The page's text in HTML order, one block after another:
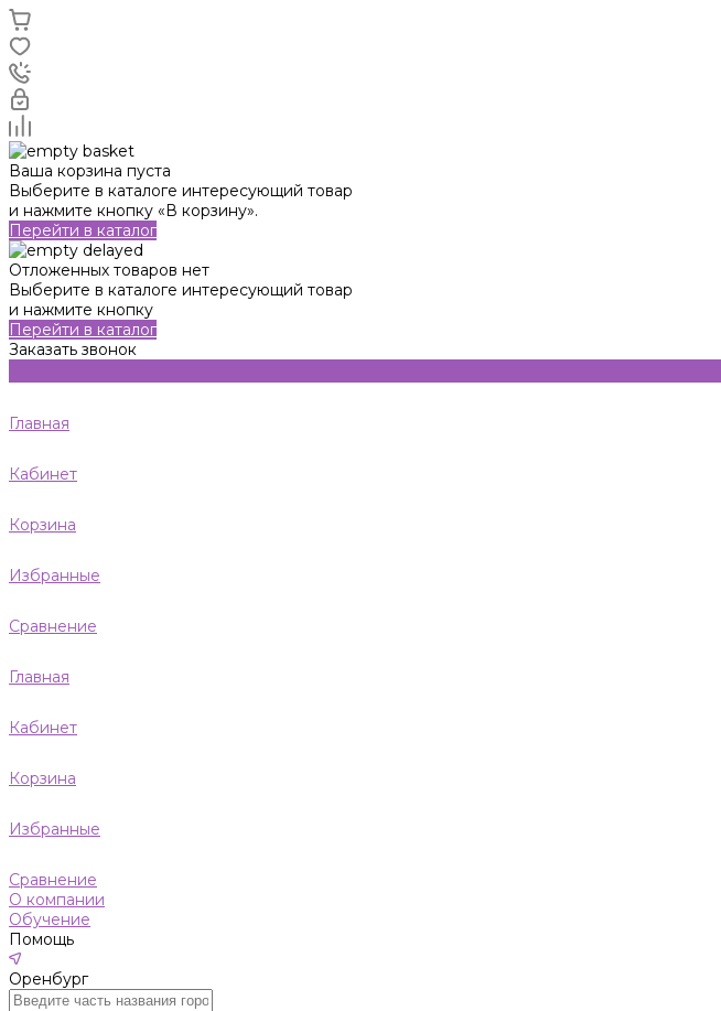
Ваша корзина пуста
Выберите в каталоге интересующий товар
и нажмите кнопку «В корзину».
Перейти в каталог
Отложенных товаров нет
Выберите в каталоге интересующий товар
и нажмите кнопку
Перейти в каталог
Заказать звонок
Главная
Кабинет
Корзина
Избранные
Сравнение
Главная
Кабинет
Корзина
Избранные
Сравнение
О компании
Обучение
Помощь
Оренбург